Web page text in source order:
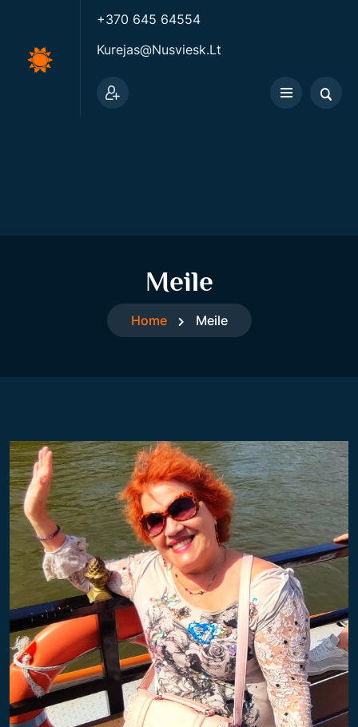
+370 645 64554
Kurejas@nusviesk.lt
Meile
Home Meile